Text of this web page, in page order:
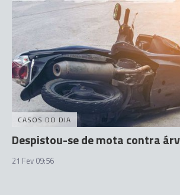
CASOS DO DIA
Despistou-se de mota contra
21 Fev 09:56